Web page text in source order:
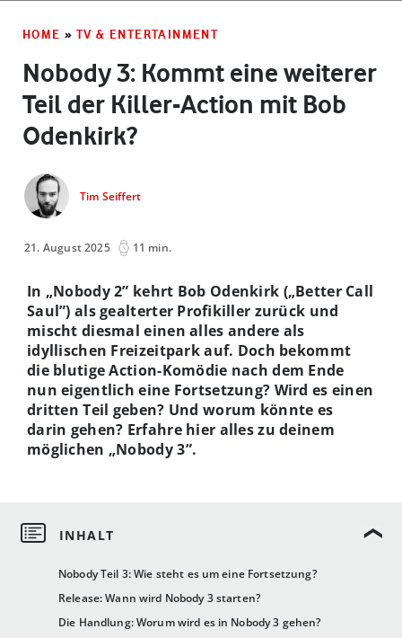
HOME » TV & ENTERTAINMENT
Nobody 3: Kommt eine weiterer
Teil der Killer-Action mit Bob
Odenkirk?
Tim Seiffert
21. August 2025 11 min.
Nobody Teil 3: Wie steht es um eine Fortsetzung?
Release: Wann wird Nobody 3 starten?
Die Handlung: Worum wird es in Nobody 3 gehen?
In „Nobody 2” kehrt Bob Odenkirk („Better Call
Saul”) als gealterter Profikiller zurück und
mischt diesmal einen alles andere als
idyllischen Freizeitpark auf. Doch bekommt
die blutige Action-Komödie nach dem Ende
nun eigentlich eine Fortsetzung? Wird es einen
dritten Teil geben? Und worum könnte es
darin gehen? Erfahre hier alles zu deinem
möglichen „Nobody 3”.